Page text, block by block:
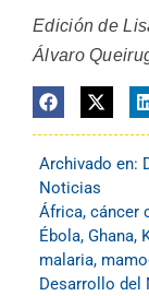
Edición de
Álvaro
Archivado en:
Noticias
África, cáncer
Ébola, Ghana,
malaria,
Desarrollo del